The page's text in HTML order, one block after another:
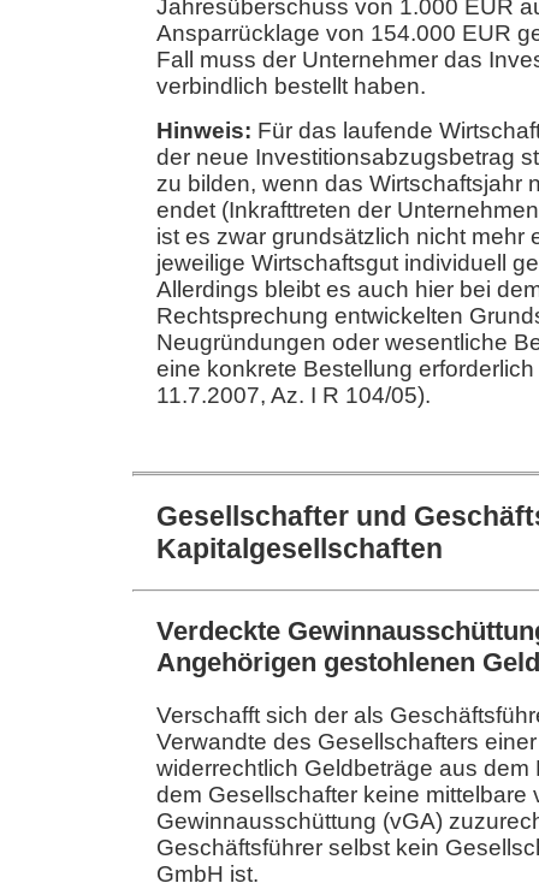
Jahresüberschuss von 1.000 EUR
Ansparrücklage von 154.000 EUR
Fall muss der Unternehmer das
verbindlich bestellt haben.
Hinweis: Für das laufende
der neue Investitionsabzugsbetrag
zu bilden, wenn das Wirtschaftsjahr
endet (Inkrafttreten der
ist es zwar grundsätzlich nicht mehr
jeweilige Wirtschaftsgut individuell
Allerdings bleibt es auch hier bei
Rechtsprechung entwickelten
Neugründungen oder wesentliche
eine konkrete Bestellung
11.7.2007, Az. I R 104/05).
Gesellschafter und
Kapitalgesellschaften
Verdeckte
Angehörigen gestohlenen
Verschafft sich der als
Verwandte des Gesellschafters
widerrechtlich Geldbeträge aus dem
dem Gesellschafter keine mittelbare
Gewinnausschüttung (vGA)
Geschäftsführer selbst kein
GmbH ist.